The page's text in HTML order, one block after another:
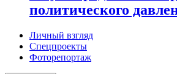
политического
Личный взгляд
Спецпроекты
Фоторепортаж